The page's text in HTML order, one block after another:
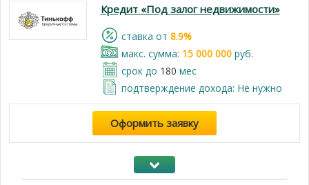
Кредит «Под залог недвижимости»
cтавка от 8.9%
макс. сумма: 15 000 000руб.
срок до 180 мес
подтверждение дохода: Не нужно
Оформить заявку